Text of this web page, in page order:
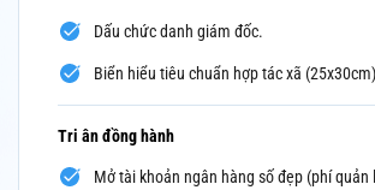
Dấu chức danh giám đốc.
Biển hiểu tiêu chuẩn hợp tác xã
Tri ân đồng hành
Mở tài khoản ngân hàng số đẹp (phí quản